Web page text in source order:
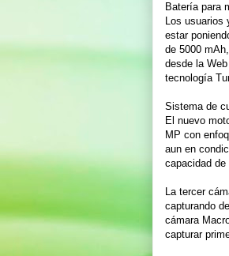
Batería para
Los usuarios
estar
de 5000
desde la
tecnología
Sistema de
El nuevo
MP con
aun en
capacidad de
La tercer
capturando
cámara
capturar